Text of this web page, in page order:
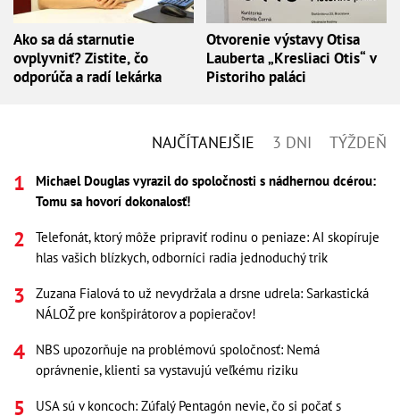
Ako sa dá starnutie
ovplyvniť? Zistite, čo
odporúča a radí lekárka
Otvorenie výstavy Otisa
Lauberta „Kresliaci Otis“ v
Pistoriho paláci
NAJČÍTANEJŠIE 3 DNI TÝŽDEŇ
Michael Douglas vyrazil do spoločnosti s nádhernou dcérou:
Tomu sa hovorí dokonalosť!
Telefonát, ktorý môže pripraviť rodinu o peniaze: AI skopíruje
hlas vašich blízkych, odborníci radia jednoduchý trik
Zuzana Fialová to už nevydržala a drsne udrela: Sarkastická
NÁLOŽ pre konšpirátorov a popieračov!
NBS upozorňuje na problémovú spoločnosť: Nemá
oprávnenie, klienti sa vystavujú veľkému riziku
USA sú v koncoch: Zúfalý Pentagón nevie, čo si počať s